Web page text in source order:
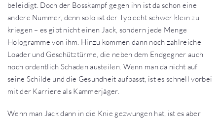
beleidigt. Doch der Bosskampf gegen ihn ist da schon eine
andere Nummer, denn solo ist der Typ echt schwer klein zu
kriegen – es gibt nicht einen Jack, sondern jede Menge
Hologramme von ihm. Hinzu kommen dann noch zahlreiche
Loader und Geschütztürme, die neben dem Endgegner auch
noch ordentlich Schaden austeilen. Wenn man da nicht auf
seine Schilde und die Gesundheit aufpasst, ist es schnell vorbei
mit der Karriere als Kammerjäger.
Wenn man Jack dann in die Knie gezwungen hat, ist es aber